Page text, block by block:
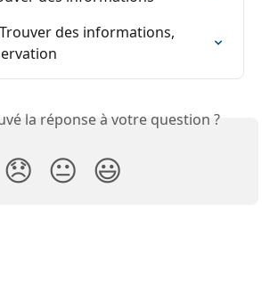
des informations,
la réponse à votre question ?
😞 😐 😃